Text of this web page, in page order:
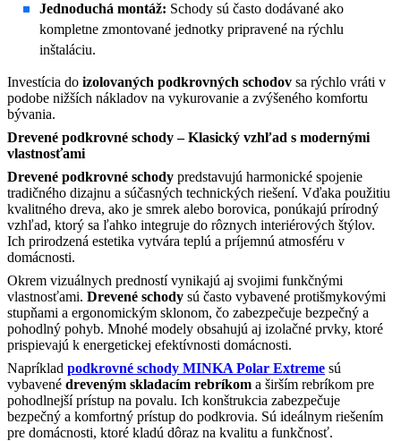
Jednoduchá montáž: Schody sú často dodávané ako
kompletne zmontované jednotky pripravené na rýchlu
inštaláciu.
Investícia do izolovaných podkrovných schodov sa rýchlo vráti v
podobe nižších nákladov na vykurovanie a zvýšeného komfortu
bývania.
Drevené podkrovné schody – Klasický vzhľad s modernými
vlastnosťami
Drevené podkrovné schody predstavujú harmonické spojenie
tradičného dizajnu a súčasných technických riešení. Vďaka použitiu
kvalitného dreva, ako je smrek alebo borovica, ponúkajú prírodný
vzhľad, ktorý sa ľahko integruje do rôznych interiérových štýlov.
Ich prirodzená estetika vytvára teplú a príjemnú atmosféru v
domácnosti.
Okrem vizuálnych predností vynikajú aj svojimi funkčnými
vlastnosťami. Drevené schody sú často vybavené protišmykovými
stupňami a ergonomickým sklonom, čo zabezpečuje bezpečný a
pohodlný pohyb. Mnohé modely obsahujú aj izolačné prvky, ktoré
prispievajú k energetickej efektívnosti domácnosti.
Napríklad podkrovné schody MINKA Polar Extreme sú
vybavené dreveným skladacím rebríkom a širším rebríkom pre
pohodlnejší prístup na povalu. Ich konštrukcia zabezpečuje
bezpečný a komfortný prístup do podkrovia. Sú ideálnym riešením
pre domácnosti, ktoré kladú dôraz na kvalitu a funkčnosť.​